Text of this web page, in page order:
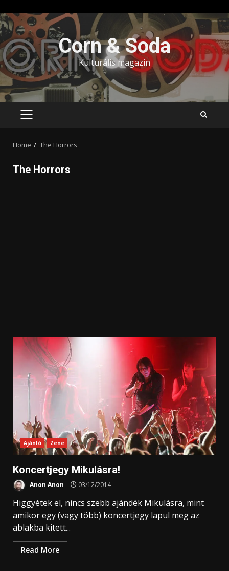
Skip
to
content
Corn & Soda
Kulturális magazin
PRIMARY
Home The Horrors
The Horrors
Ajánló Zene
Koncertjegy Mikulásra!
Anon Anon 03/12/2014
Higgyétek el, nincs szebb ajándék Mikulásra, mint
amikor egy (vagy több) koncertjegy lapul meg az
ablakba kitett...
Read More